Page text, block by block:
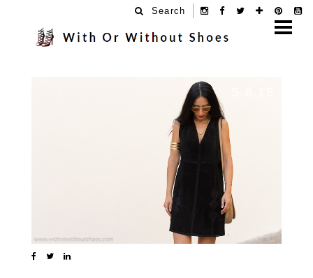
Search